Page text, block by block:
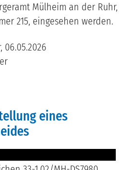
Mülheim an der Ruhr,
215, eingesehen werden.
eines